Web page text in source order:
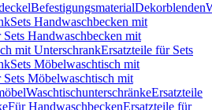
BefestigungsmaterialDekorblenden
Sets Handwaschbecken mit
Handwaschbecken mit
mit UnterschrankErsatzteile für Sets
Sets Möbelwaschtisch mit
Sets Möbelwaschtisch mit
WaschtischunterschränkeErsatzteile
Für HandwaschbeckenErsatzteile für